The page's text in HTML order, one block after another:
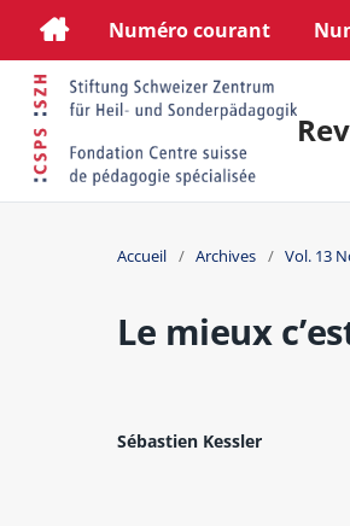
Numéro courant
Accueil / Archives / Vol. 13
Le mieux
Sébastien Kessler